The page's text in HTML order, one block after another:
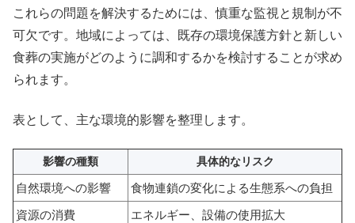
これらの問題を解決するためには、慎重な監視と規制が不
可欠です。地域によっては、既存の環境保護方針と新しい
食葬の実施がどのように調和するかを検討することが求め
られます。
表として、主な環境的影響を整理します。
影響の種類 具体的なリスク
自然環境への影響
食物連鎖の変化による生態系への負担
資源の消費
エネルギー、設備の使用拡大